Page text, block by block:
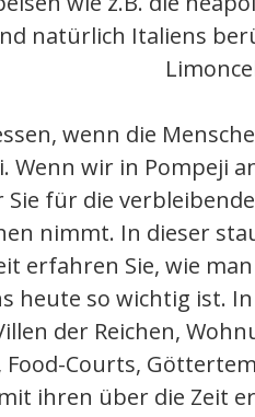
natürlich Italiens
wenn die
Wenn wir in Pompeji
Sie für die
nimmt. In dieser
erfahren Sie, wie
heute so wichtig ist.
der Reichen,
Courts,
ihren über die Zeit